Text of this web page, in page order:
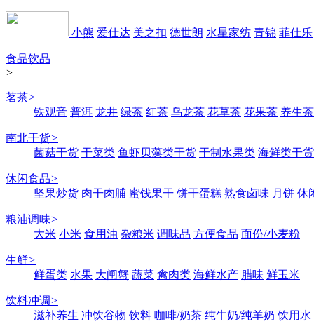
小熊 爱仕达 美之扣 德世朗 水星家纺 青锦 菲仕乐
食品饮品
>
茗茶>
铁观音 普洱 龙井 绿茶 红茶 乌龙茶 花草茶 花果茶 养生茶
南北干货>
菌菇干货 干菜类 鱼虾贝藻类干货 干制水果类 海鲜类干货
休闲食品>
坚果炒货 肉干肉脯 蜜饯果干 饼干蛋糕 熟食卤味 月饼 休
粮油调味>
大米 小米 食用油 杂粮米 调味品 方便食品 面份/小麦粉
生鲜>
鲜蛋类 水果 大闸蟹 蔬菜 禽肉类 海鲜水产 腊味 鲜玉米
饮料冲调>
滋补养生 冲饮谷物 饮料 咖啡/奶茶 纯牛奶/纯羊奶 饮用水